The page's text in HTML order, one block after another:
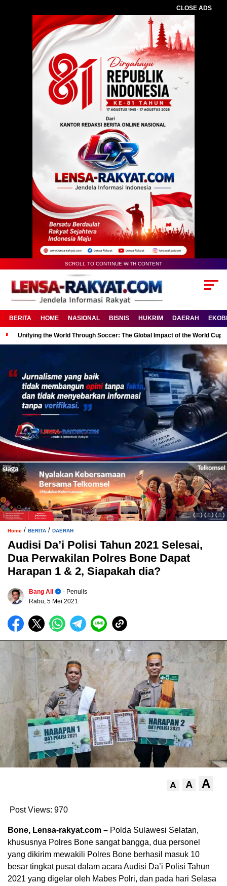
CLOSE ADS
SCROLL TO CONTINUE WITH CONTENT
BERITA HOME NASIONAL BISNIS HUKRIM DAERAH
Unifying the World Through Soccer: The Global Impact of the World Cup
Home / BERITA / DAERAH
Audisi Da’i Polisi Tahun 2021 Selesai,
Dua Perwakilan Polres Bone Dapat
Harapan 1 & 2, Siapakah dia?
Bang Ali
- Penulis
Rabu, 5 Mei 2021
A A A
Post Views: 970
Bone, Lensa-rakyat.com – Polda Sulawesi Selatan,
khususnya Polres Bone sangat bangga, dua personel
yang dikirim mewakili Polres Bone berhasil masuk 10
besar tingkat pusat dalam acara Audisi Da’i Polisi Tahun
2021 yang digelar oleh Mabes Polri, dan pada hari Selasa